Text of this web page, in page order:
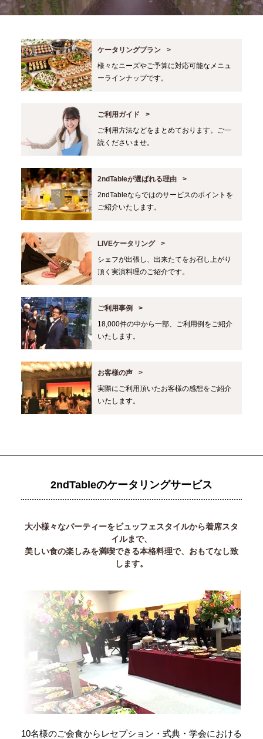
ケータリングプラン
様々なニーズやご予算に対応可能なメニュ
ーラインナップです。
ご利用ガイド
ご利用方法などをまとめております。ご一
読くださいませ。
2ndTableが選ばれる理由
2ndTableならではのサービスのポイントを
ご紹介いたします。
LIVEケータリング
シェフが出張し、出来たてをお召し上がり
頂く実演料理のご紹介です。
ご利用事例
18,000件の中から一部、ご利用例をご紹介
いたします。
お客様の声
実際にご利用頂いたお客様の感想をご紹介
いたします。
2ndTableのケータリングサービス
大小様々なパーティーをビュッフェスタイルから着席スタ
イルまで、
美しい食の楽しみを満喫できる本格料理で、おもてなし致
します。
10名様のご会食からレセプション・式典・学会における